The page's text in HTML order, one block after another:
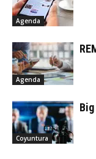
Agenda
Agenda
Coyuntura